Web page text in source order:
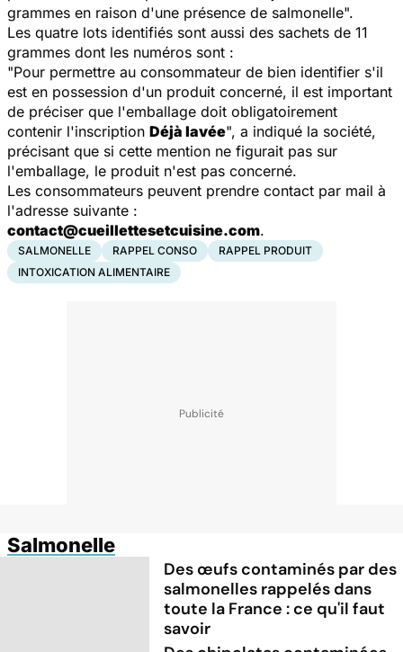
grammes en raison d'une présence de salmonelle".
Les quatre lots identifiés sont aussi des sachets de 11
grammes dont les numéros sont :
"Pour permettre au consommateur de bien identifier s'il
est en possession d'un produit concerné, il est important
de préciser que l'emballage doit obligatoirement
contenir l'inscription Déjà lavée", a indiqué la société,
précisant que si cette mention ne figurait pas sur
l'emballage, le produit n'est pas concerné.
Les consommateurs peuvent prendre contact par mail à
l'adresse suivante :
contact@cueillettesetcuisine.com.
SALMONELLE RAPPEL CONSO
RAPPEL PRODUIT
INTOXICATION ALIMENTAIRE
Salmonelle
Des œufs contaminés par des
salmonelles rappelés dans
toute la France : ce qu'il faut
savoir